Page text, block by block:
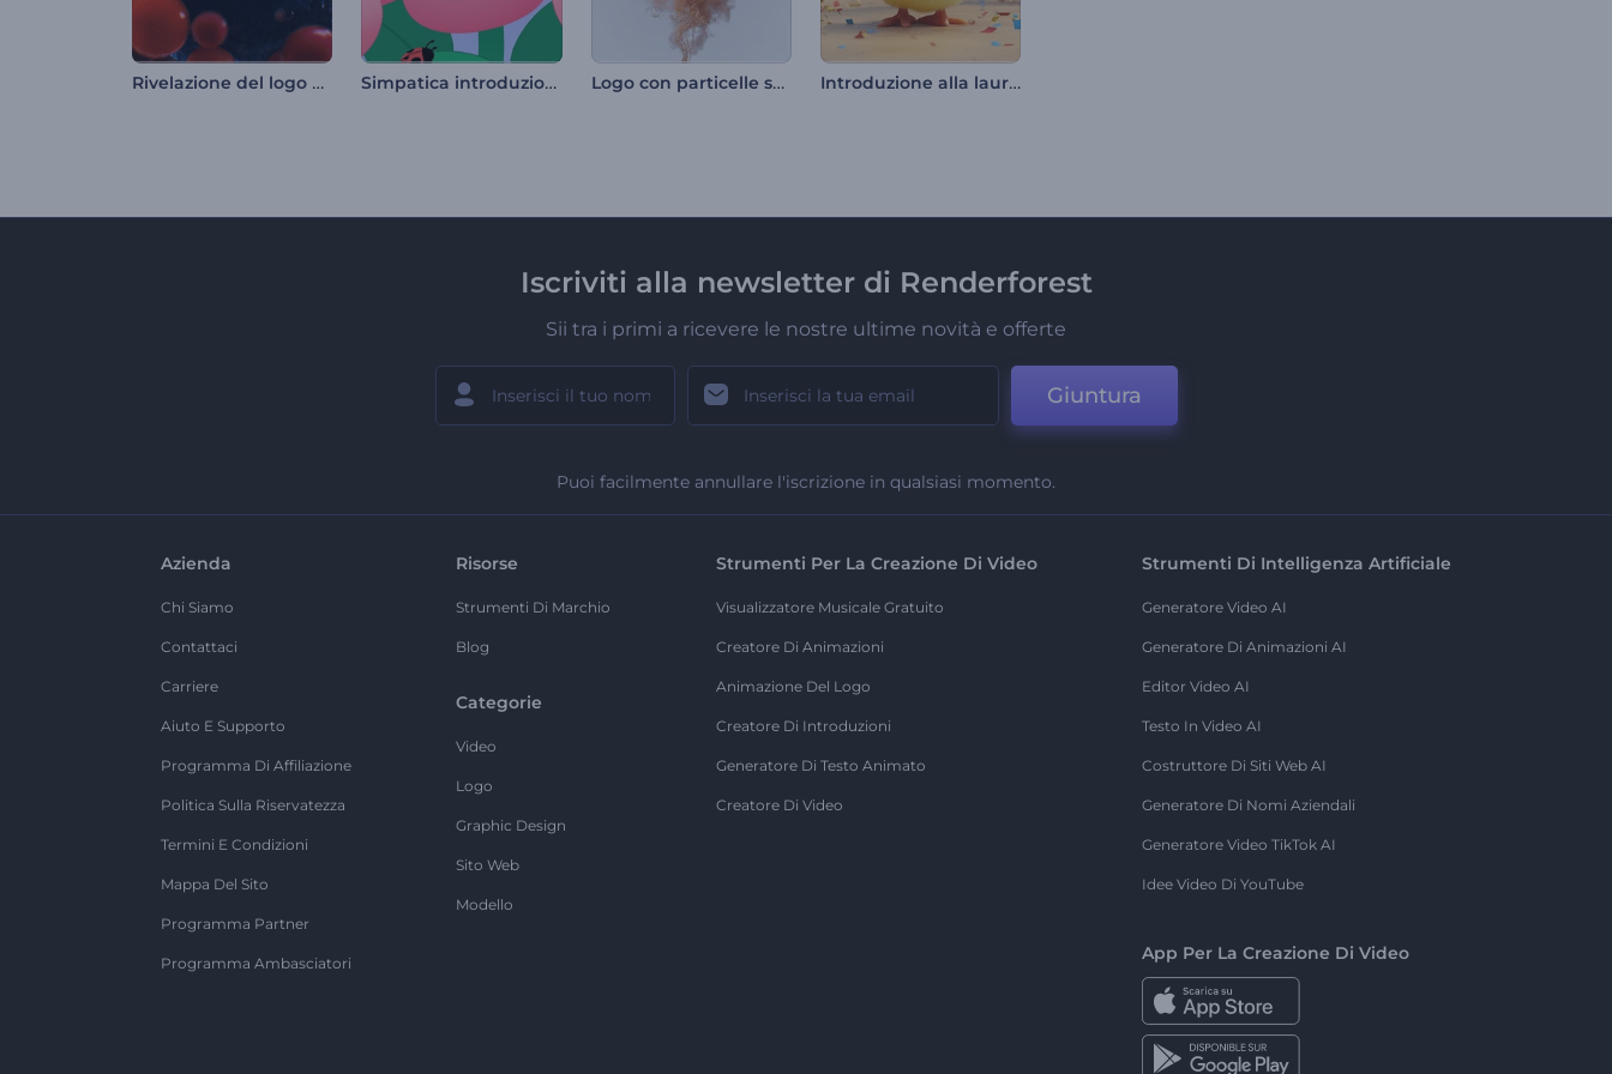
Rivelazione del logo della divisione cellulare Simpatica introduzione per San Valentino Logo con particelle scintillanti Introduzione alla laurea di Chick
Iscriviti alla newsletter di Renderforest
Sii tra i primi a ricevere le nostre ultime novità e offerte
Giuntura
Puoi facilmente annullare l'iscrizione in qualsiasi momento.
Azienda
Chi Siamo
Contattaci
Carriere
Aiuto E Supporto
Programma Di Affiliazione
Politica Sulla Riservatezza
Termini E Condizioni
Mappa Del Sito
Programma Partner
Programma Ambasciatori
Risorse
Strumenti Di Marchio
Blog
Categorie
Video
Logo
Graphic Design
Sito Web
Modello
Strumenti Per La Creazione Di Video
Visualizzatore Musicale Gratuito
Creatore Di Animazioni
Animazione Del Logo
Creatore Di Introduzioni
Generatore Di Testo Animato
Creatore Di Video
Strumenti Di Intelligenza Artificiale
Generatore Video AI
Generatore Di Animazioni AI
Editor Video AI
Testo In Video AI
Costruttore Di Siti Web AI
Generatore Di Nomi Aziendali
Generatore Video TikTok AI
Idee Video Di YouTube
App Per La Creazione Di Video